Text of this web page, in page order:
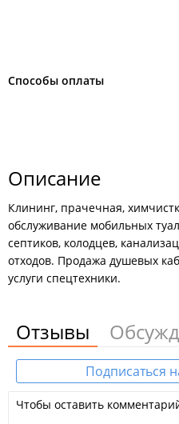
Способы оплаты
Описание
Клининг, прачечная,
обслуживание мобильных
септиков, колодцев,
отходов. Продажа душевых
услуги спецтехники.
Отзывы
Подписаться
Чтобы оставить